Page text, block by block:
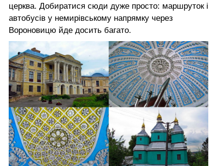
церква. Добиратися сюди дуже просто: маршруток і
автобусів у немирівському напрямку через
Вороновицю йде досить багато.